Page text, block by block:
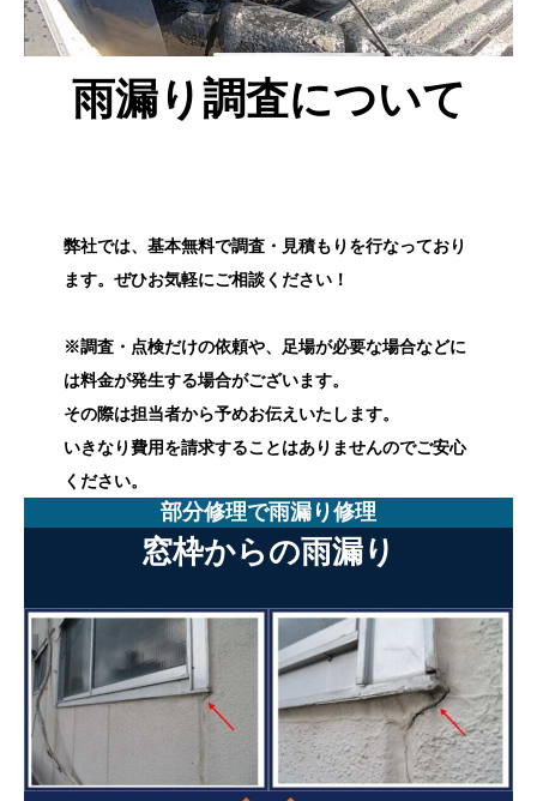
雨漏り調査について
弊社では、基本無料で調査・見積もりを行なっており
ます。ぜひお気軽にご相談ください！
※調査・点検だけの依頼や、足場が必要な場合などに
は料金が発生する場合がございます。
その際は担当者から予めお伝えいたします。
いきなり費用を請求することはありませんのでご安心
ください。
部分修理で雨漏り修理
窓枠からの雨漏り